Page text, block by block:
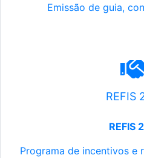
Emissão de guia,
REFIS
REFIS
Programa de incentivos e